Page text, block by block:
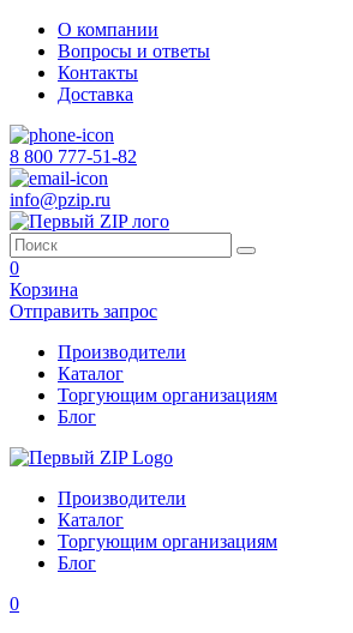
О компании
Вопросы и ответы
Контакты
Доставка
8 800 777-51-82
info@pzip.ru
0
Корзина
Отправить запрос
Производители
Каталог
Торгующим организациям
Блог
Производители
Каталог
Торгующим организациям
Блог
0